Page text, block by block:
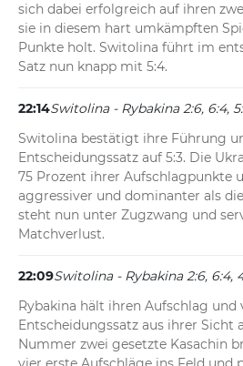
sich dabei erfolgreich auf ihren
sie in diesem hart umkämpften
Punkte holt. Switolina führt im
Satz nun knapp mit 5:4.
22:14Switolina - Rybakina 2:6, 6:4,
Switolina bestätigt ihre Führung
Entscheidungssatz auf 5:3. Die
75 Prozent ihrer Aufschlagpunkte
aggressiver und dominanter als
steht nun unter Zugzwang und
Matchverlust.
22:09Switolina - Rybakina 2:6, 6:4,
Rybakina hält ihren Aufschlag und
Entscheidungssatz aus ihrer Sicht
Nummer zwei gesetzte Kasachin